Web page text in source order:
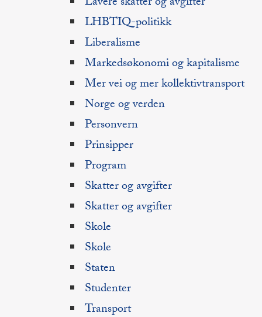
LHBTIQ-politikk
Liberalisme
Markedsøkonomi og kapitalisme
Mer vei og mer kollektivtransport
Norge og verden
Personvern
Prinsipper
Program
Skatter og avgifter
Skatter og avgifter
Skole
Skole
Staten
Studenter
Transport